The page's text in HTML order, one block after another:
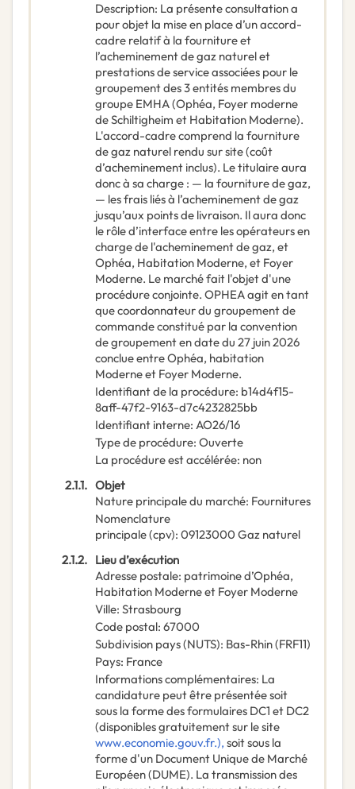
Description: La présente consultation a
pour objet la mise en place d’un accord-
cadre relatif à la fourniture et
l’acheminement de gaz naturel et
prestations de service associées pour le
groupement des 3 entités membres du
groupe EMHA (Ophéa, Foyer moderne
de Schiltigheim et Habitation Moderne).
L'accord-cadre comprend la fourniture
de gaz naturel rendu sur site (coût
d’acheminement inclus). Le titulaire aura
donc à sa charge : — la fourniture de gaz,
— les frais liés à l’acheminement de gaz
jusqu’aux points de livraison. Il aura donc
le rôle d’interface entre les opérateurs en
charge de l'acheminement de gaz, et
Ophéa, Habitation Moderne, et Foyer
Moderne. Le marché fait l'objet d'une
procédure conjointe. OPHEA agit en tant
que coordonnateur du groupement de
commande constitué par la convention
de groupement en date du 27 juin 2026
conclue entre Ophéa, habitation
Moderne et Foyer Moderne.
Identifiant de la procédure: b14d4f15-
8aff-47f2-9163-d7c4232825bb
Identifiant interne: AO26/16
Type de procédure: Ouverte
La procédure est accélérée: non
2.1.1. Objet
Nature principale du marché: Fournitures
Nomenclature
principale(cpv): 09123000 Gaz naturel
2.1.2. Lieu d’exécution
Adresse postale: patrimoine d’Ophéa,
Habitation Moderne et Foyer Moderne
Ville: Strasbourg
Code postal: 67000
Subdivision pays (NUTS): Bas-Rhin(FRF11)
Pays: France
Informations complémentaires: La
candidature peut être présentée soit
sous la forme des formulaires DC1 et DC2
(disponibles gratuitement sur le site
www.economie.gouv.fr.), soit sous la
forme d'un Document Unique de Marché
Européen (DUME). La transmission des